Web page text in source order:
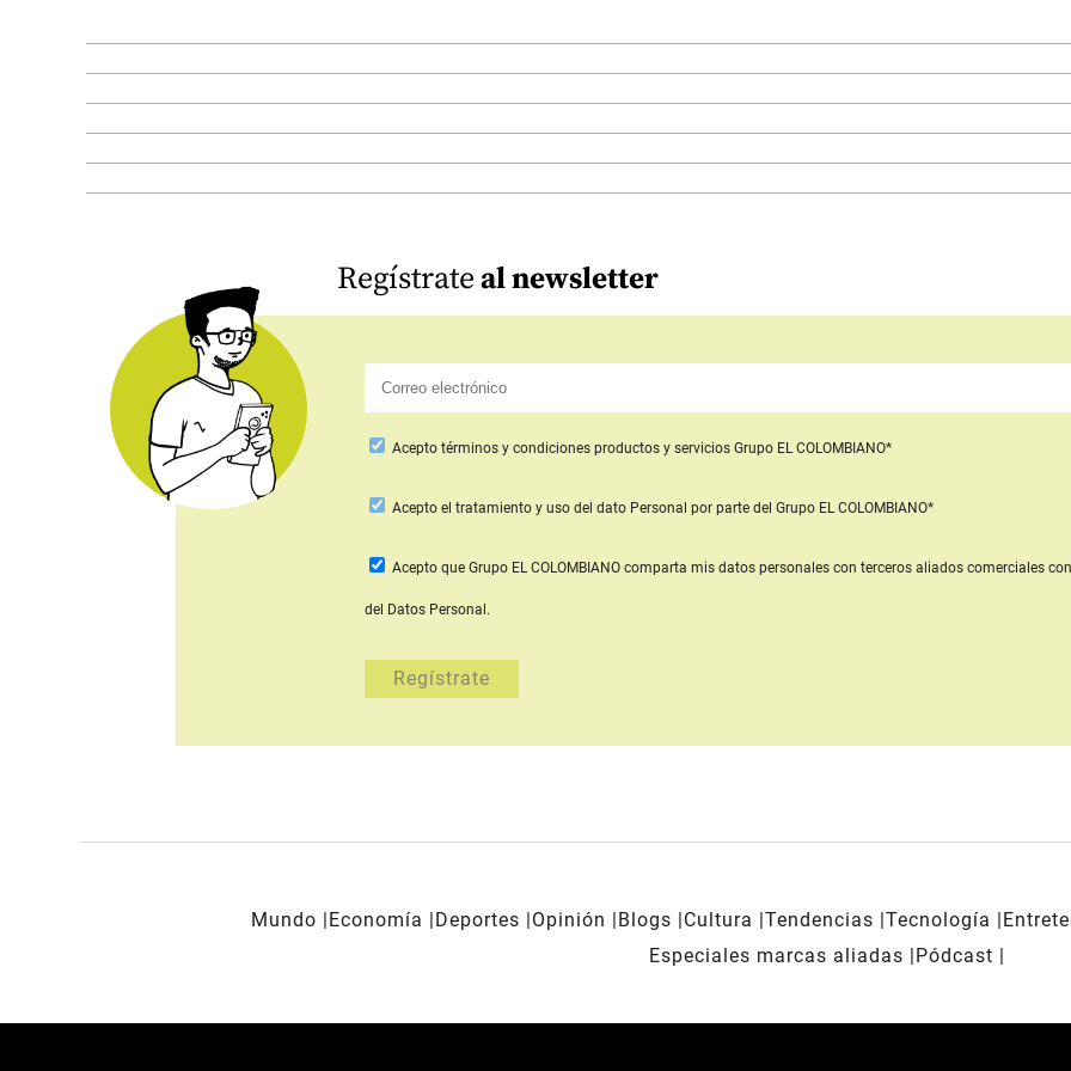
Regístrateal newsletter
Acepto términos y condiciones productos y servicios Grupo EL COLOMBIANO*
Aceptoel tratamiento y uso del dato Personal por parte del Grupo EL COLOMBIANO*
Acepto que Grupo EL COLOMBIANO comparta mis datos personales con terceros aliados comerciales
del Datos Personal.
Mundo Economía Deportes Opinión Blogs Cultura Tendencias Tecnología
Especiales marcas aliadas
Pódcast